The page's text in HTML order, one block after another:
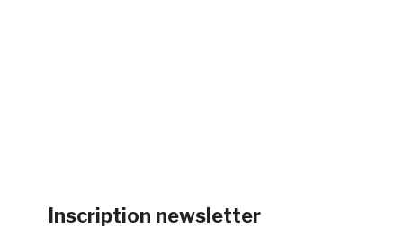
Inscription newsletter